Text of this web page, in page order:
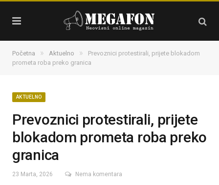
Početna » Aktuelno »
Prevoznici protestirali, prijete blokadom
prometa roba preko granica
AKTUELNO
Prevoznici protestirali, prijete
blokadom prometa roba preko
granica
23 Marta, 2026 Nema komentara